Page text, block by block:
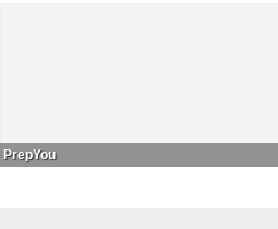
PrepYou